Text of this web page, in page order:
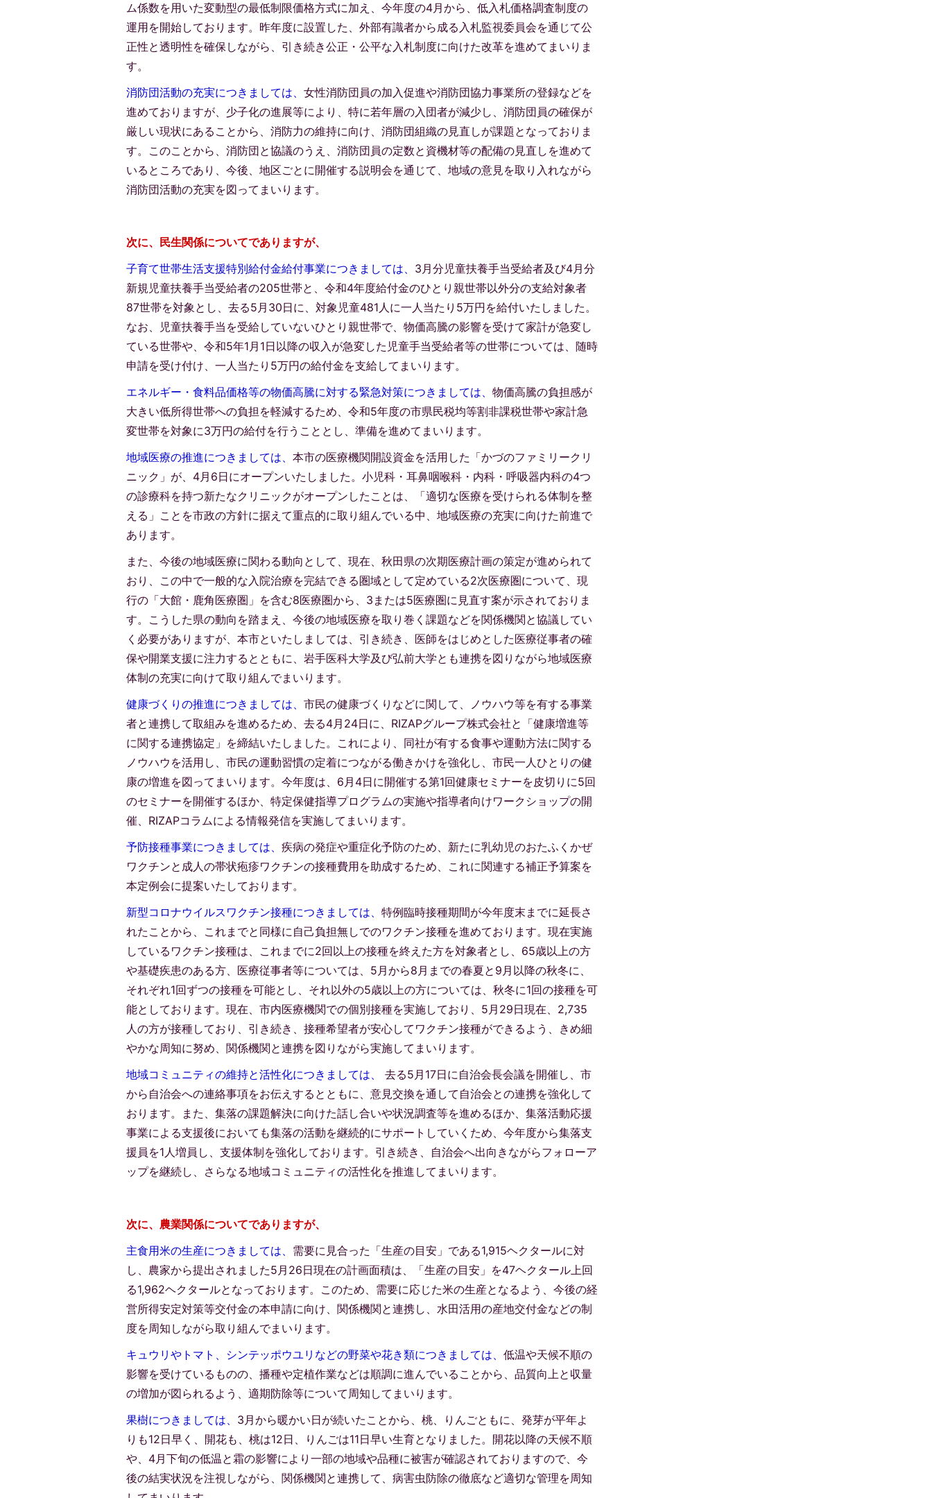
ム係数を用いた変動型の最低制限価格方式に加え、今年度の4月から、低入札価格調査制度の
運用を開始しております。昨年度に設置した、外部有識者から成る入札監視委員会を通じて公
正性と透明性を確保しながら、引き続き公正・公平な入札制度に向けた改革を進めてまいりま
す。
消防団活動の充実につきましては、 女性消防団員の加入促進や消防団協力事業所の登録などを
進めておりますが、少子化の進展等により、特に若年層の入団者が減少し、消防団員の確保が
厳しい現状にあることから、消防力の維持に向け、消防団組織の見直しが課題となっておりま
す。このことから、消防団と協議のうえ、消防団員の定数と資機材等の配備の見直しを進めて
いるところであり、今後、地区ごとに開催する説明会を通じて、地域の意見を取り入れながら
消防団活動の充実を図ってまいります。
次に、民生関係についてでありますが、
子育て世帯生活支援特別給付金給付事業につきましては、 3月分児童扶養手当受給者及び4月分
新規児童扶養手当受給者の205世帯と、令和4年度給付金のひとり親世帯以外分の支給対象者
87世帯を対象とし、去る5月30日に、対象児童481人に一人当たり5万円を給付いたしました。
なお、児童扶養手当を受給していないひとり親世帯で、物価高騰の影響を受けて家計が急変し
ている世帯や、令和5年1月1日以降の収入が急変した児童手当受給者等の世帯については、随時
申請を受け付け、一人当たり5万円の給付金を支給してまいります。
エネルギー・食料品価格等の物価高騰に対する緊急対策につきましては、 物価高騰の負担感が
大きい低所得世帯への負担を軽減するため、令和5年度の市県民税均等割非課税世帯や家計急
変世帯を対象に3万円の給付を行うこととし、準備を進めてまいります。
地域医療の推進につきましては、 本市の医療機関開設資金を活用した「かづのファミリークリ
ニック」が、4月6日にオープンいたしました。小児科・耳鼻咽喉科・内科・呼吸器内科の4つ
の診療科を持つ新たなクリニックがオープンしたことは、「適切な医療を受けられる体制を整
える」ことを市政の方針に据えて重点的に取り組んでいる中、地域医療の充実に向けた前進で
あります。
また、今後の地域医療に関わる動向として、現在、秋田県の次期医療計画の策定が進められて
おり、この中で一般的な入院治療を完結できる圏域として定めている2次医療圏について、現
行の「大館・鹿角医療圏」を含む8医療圏から、3または5医療圏に見直す案が示されておりま
す。こうした県の動向を踏まえ、今後の地域医療を取り巻く課題などを関係機関と協議してい
く必要がありますが、本市といたしましては、引き続き、医師をはじめとした医療従事者の確
保や開業支援に注力するとともに、岩手医科大学及び弘前大学とも連携を図りながら地域医療
体制の充実に向けて取り組んでまいります。
健康づくりの推進につきましては、 市民の健康づくりなどに関して、ノウハウ等を有する事業
者と連携して取組みを進めるため、去る4月24日に、RIZAPグループ株式会社と「健康増進等
に関する連携協定」を締結いたしました。これにより、同社が有する食事や運動方法に関する
ノウハウを活用し、市民の運動習慣の定着につながる働きかけを強化し、市民一人ひとりの健
康の増進を図ってまいります。今年度は、6月4日に開催する第1回健康セミナーを皮切りに5回
のセミナーを開催するほか、特定保健指導プログラムの実施や指導者向けワークショップの開
催、RIZAPコラムによる情報発信を実施してまいります。
予防接種事業につきましては、 疾病の発症や重症化予防のため、新たに乳幼児のおたふくかぜ
ワクチンと成人の帯状疱疹ワクチンの接種費用を助成するため、これに関連する補正予算案を
本定例会に提案いたしております。
新型コロナウイルスワクチン接種につきましては、 特例臨時接種期間が今年度末までに延長さ
れたことから、これまでと同様に自己負担無しでのワクチン接種を進めております。現在実施
しているワクチン接種は、これまでに2回以上の接種を終えた方を対象者とし、65歳以上の方
や基礎疾患のある方、医療従事者等については、5月から8月までの春夏と9月以降の秋冬に、
それぞれ1回ずつの接種を可能とし、それ以外の5歳以上の方については、秋冬に1回の接種を可
能としております。現在、市内医療機関での個別接種を実施しており、5月29日現在、2,735
人の方が接種しており、引き続き、接種希望者が安心してワクチン接種ができるよう、きめ細
やかな周知に努め、関係機関と連携を図りながら実施してまいります。
地域コミュニティの維持と活性化につきましては、
去る5月17日に自治会長会議を開催し、市
から自治会への連絡事項をお伝えするとともに、意見交換を通して自治会との連携を強化して
おります。また、集落の課題解決に向けた話し合いや状況調査等を進めるほか、集落活動応援
事業による支援後においても集落の活動を継続的にサポートしていくため、今年度から集落支
援員を1人増員し、支援体制を強化しております。引き続き、自治会へ出向きながらフォローア
ップを継続し、さらなる地域コミュニティの活性化を推進してまいります。
次に、農業関係についてでありますが、
主食用米の生産につきましては、 需要に見合った「生産の目安」である1,915ヘクタールに対
し、農家から提出されました5月26日現在の計画面積は、「生産の目安」を47ヘクタール上回
る1,962ヘクタールとなっております。このため、需要に応じた米の生産となるよう、今後の経
営所得安定対策等交付金の本申請に向け、関係機関と連携し、水田活用の産地交付金などの制
度を周知しながら取り組んでまいります。
キュウリやトマト、シンテッポウユリなどの野菜や花き類につきましては、 低温や天候不順の
影響を受けているものの、播種や定植作業などは順調に進んでいることから、品質向上と収量
の増加が図られるよう、適期防除等について周知してまいります。
果樹につきましては、 3月から暖かい日が続いたことから、桃、りんごともに、発芽が平年よ
りも12日早く、開花も、桃は12日、りんごは11日早い生育となりました。開花以降の天候不順
や、4月下旬の低温と霜の影響により一部の地域や品種に被害が確認されておりますので、今
後の結実状況を注視しながら、関係機関と連携して、病害虫防除の徹底など適切な管理を周知